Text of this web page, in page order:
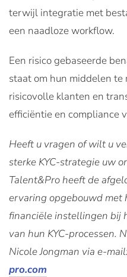
terwijl integratie met
een naadloze workflow.
Een risico gebaseerde
staat om hun middelen te
risicovolle klanten en
efficiëntie en compliance
Heeft u vragen of wilt u
sterke KYC-strategie uw
Talent&Pro heeft de
ervaring opgebouwd met
financiële instellingen bij
van hun KYC-processen.
Nicole Jongman via e-
pro.com